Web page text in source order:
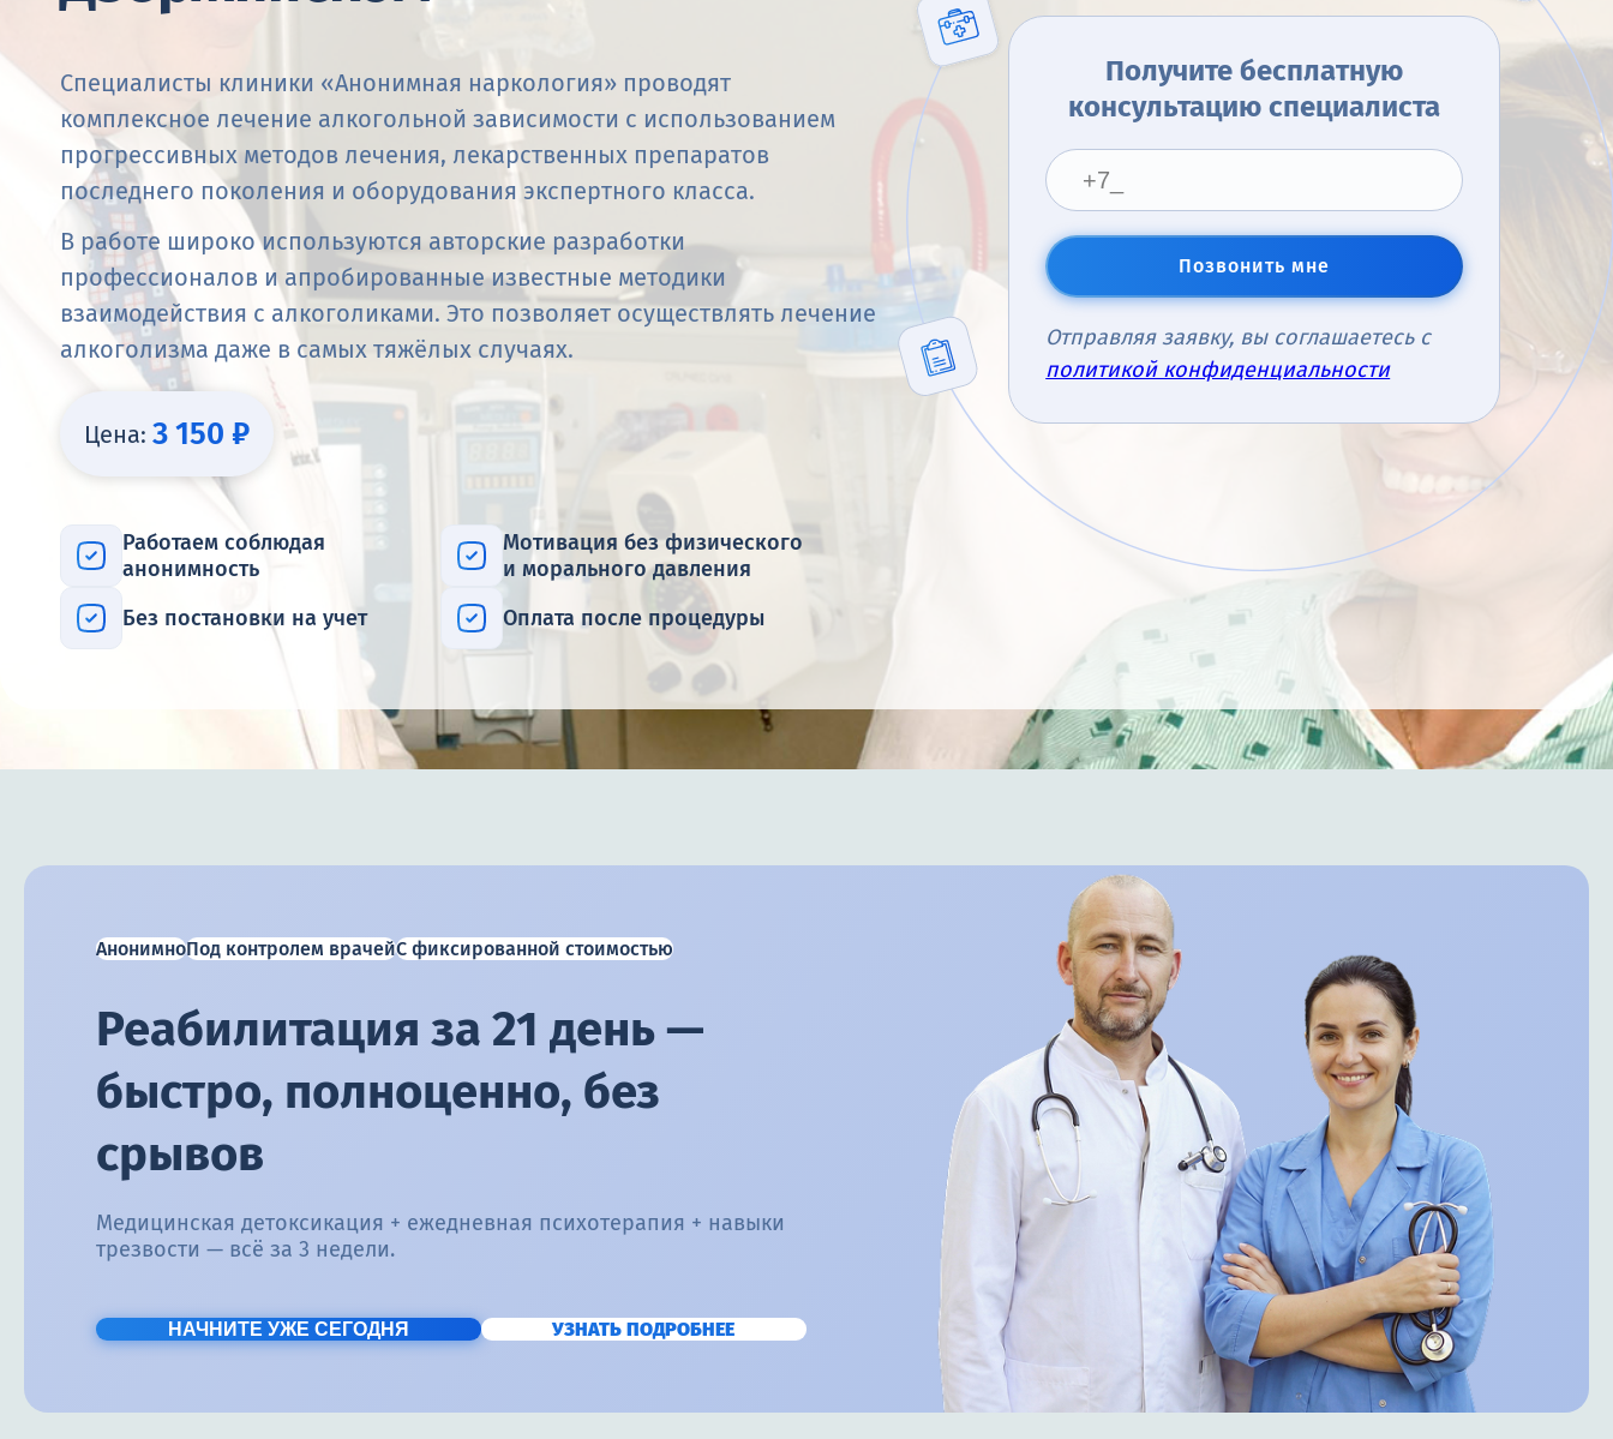
Специалисты клиники «Анонимная наркология» проводят
комплексное лечение алкогольной зависимости с использованием
прогрессивных методов лечения, лекарственных препаратов
последнего поколения и оборудования экспертного класса.
В работе широко используются авторские разработки
профессионалов и апробированные известные методики
взаимодействия с алкоголиками. Это позволяет осуществлять лечение
алкоголизма даже в самых тяжёлых случаях.
Цена: 3 150 ₽
Работаем соблюдая
анонимность
Мотивация без физического
и морального давления
Без постановки на учет
Оплата после процедуры
Получите бесплатную
консультацию специалиста
Позвонить мне
Отправляя заявку, вы соглашаетесь с
политикой конфиденциальности
АнонимноПод контролем врачейС фиксированной стоимостью
Реабилитация за 21 день —
быстро, полноценно, без
срывов
Медицинская детоксикация + ежедневная психотерапия + навыки
трезвости — всё за 3 недели.
НАЧНИТЕ УЖЕ СЕГОДНЯ УЗНАТЬ ПОДРОБНЕЕ